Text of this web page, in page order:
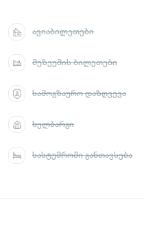
ავიაბილეთები
მუზეუმის ბილეთები
სამოგზაურო დაზღვევა
ხელბარგი
სასტუმროში განთავსება